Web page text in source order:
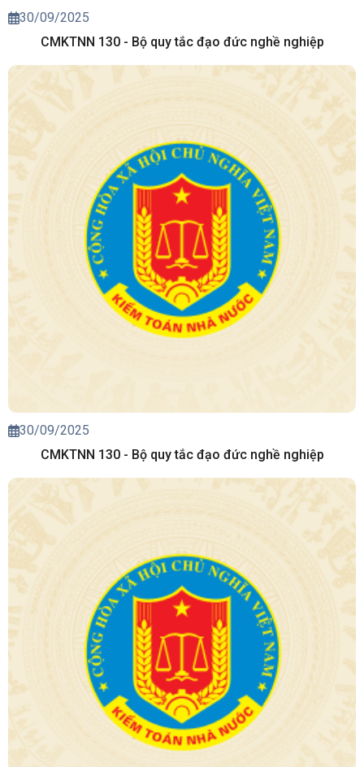
30/09/2025
CMKTNN 130 - Bộ quy tắc đạo đức nghề nghiệp
30/09/2025
CMKTNN 130 - Bộ quy tắc đạo đức nghề nghiệp